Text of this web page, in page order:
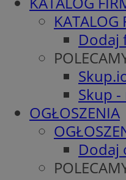
KATALOG
Dodaj
Skup
OGŁOSZENIA
Dodaj